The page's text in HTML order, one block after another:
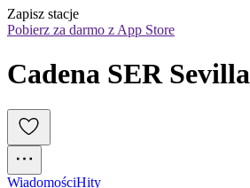
Zapisz stacje
Pobierz za darmo z App Store
Cadena SER Sevilla
WiadomościHity